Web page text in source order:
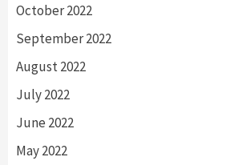
October 2022
September 2022
August 2022
July 2022
June 2022
May 2022